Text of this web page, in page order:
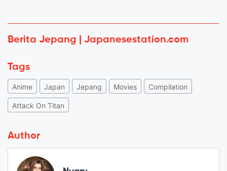
Berita Jepang | Japanesestation.com
Tags
Anime Japan Jepang Movies Compilation
Attack On Titan
Author